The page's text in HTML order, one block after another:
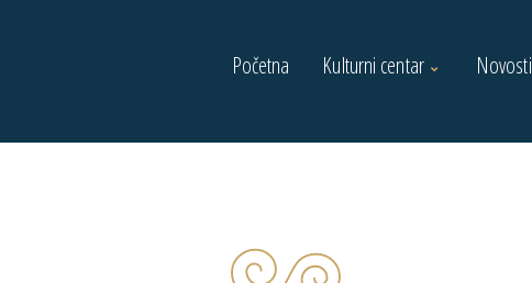
Početna Kulturni centar Novosti